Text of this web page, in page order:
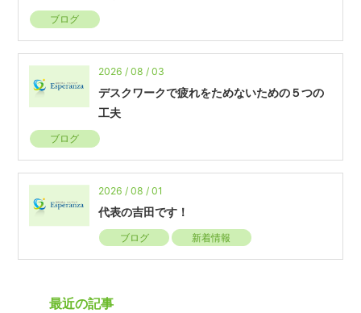
ブログ
2026 / 08 / 03
デスクワークで疲れをためないための５つの
工夫
ブログ
2026 / 08 / 01
代表の吉田です！
ブログ 新着情報
最近の記事